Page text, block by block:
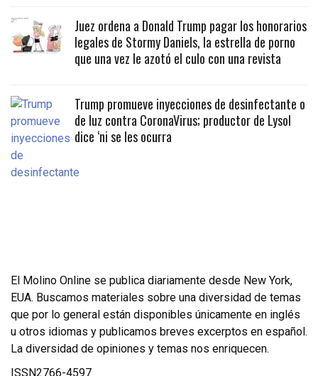
Juez ordena a Donald Trump pagar los honorarios
legales de Stormy Daniels, la estrella de porno
que una vez le azotó el culo con una revista
Trump promueve inyecciones de desinfectante o
de luz contra CoronaVirus; productor de Lysol
dice ‘ni se les ocurra
El Molino Online se publica diariamente desde New York,
EUA. Buscamos materiales sobre una diversidad de temas
que por lo general están disponibles únicamente en inglés
u otros idiomas y publicamos breves excerptos en español.
La diversidad de opiniones y temas nos enriquecen.
ISSN2766-4597